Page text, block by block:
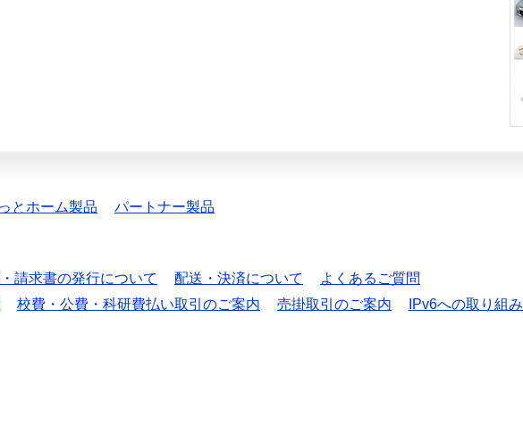
とホーム製品 パートナー製品
請求書の発行について 配送・決済について
よくあるご質問
校費・公費・科研費払い取引のご案内 売掛取引のご案内
IPv6への取り組み